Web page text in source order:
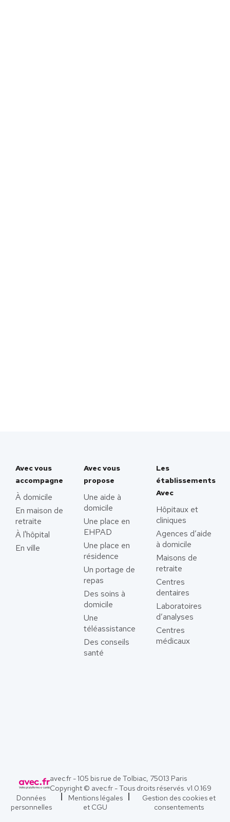
Avec vous
accompagne
À domicile
En maison de
retraite
À l'hôpital
En ville
Avec vous
propose
Une aide à
domicile
Une place en
EHPAD
Une place en
résidence
Un portage de
repas
Des soins à
domicile
Une
téléassistance
Des conseils
santé
Les
établissements
Avec
Hôpitaux et
cliniques
Agences d’aide
à domicile
Maisons de
retraite
Centres
dentaires
Laboratoires
d’analyses
Centres
médicaux
avec.fr - 105 bis rue de Tolbiac, 75013 Paris
Copyright © avec.fr - Tous droits réservés. v1.0.169
Données
personnelles
Mentions légales
et CGU
Gestion des cookies et
consentements